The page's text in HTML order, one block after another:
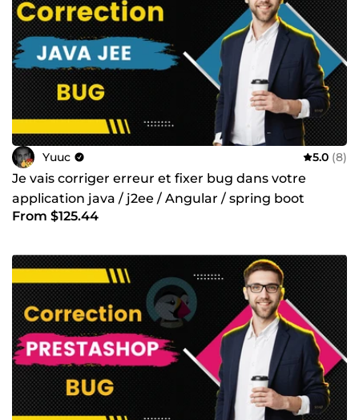
Yuuc 5.0 (8)
Je vais corriger erreur et fixer bug dans votre
application java / j2ee / Angular / spring boot
From $125.44